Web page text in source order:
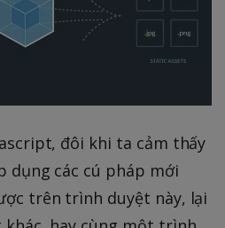
đôi khi ta cảm thấy
dụng các cú pháp mới
trên trình duyệt này, lại